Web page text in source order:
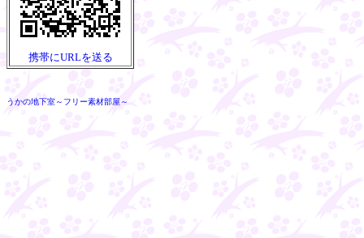
携帯にURLを送る
うかの地下室～フリー素材部屋～